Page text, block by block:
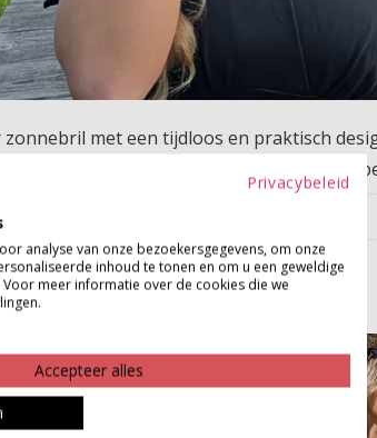
zonnebril met een tijdloos en praktisch
dagen. Licht om te dragen,
Privacybeleid
analyse van onze bezoekersgegevens, om onze
inhoud te tonen en om u een geweldige
meer informatie over de cookies die we
Accepteer alles